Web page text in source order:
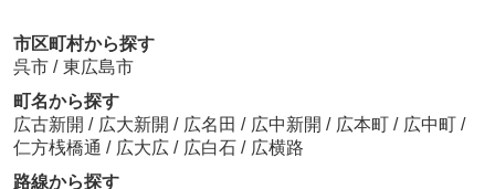
市区町村から探す
呉市 / 東広島市
町名から探す
広古新開 / 広大新開 / 広名田 / 広中新開 / 広本町 / 広中町 /
仁方桟橋通 / 広大広 / 広白石 / 広横路
路線から探す